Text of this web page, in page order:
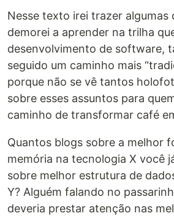
Nesse texto irei trazer algumas
demorei a aprender na trilha
desenvolvimento de software,
seguido um caminho mais
porque não se vê tantos
sobre esses assuntos para
caminho de transformar café
Quantos blogs sobre a melhor
memória na tecnologia X você
sobre melhor estrutura de
Y? Alguém falando no
deveria prestar atenção nas